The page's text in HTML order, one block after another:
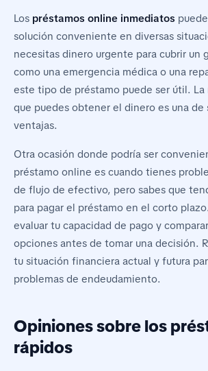
Los préstamos online inmediatos
solución conveniente en diversas
necesitas dinero urgente para cubrir un
como una emergencia médica o una
este tipo de préstamo puede ser útil. La
que puedes obtener el dinero es una de
ventajas.
Otra ocasión donde podría ser
préstamo online es cuando tienes
de flujo de efectivo, pero sabes que
para pagar el préstamo en el corto
evaluar tu capacidad de pago y
opciones antes de tomar una decisión.
tu situación financiera actual y futura
problemas de endeudamiento.
Opiniones sobre los
rápidos